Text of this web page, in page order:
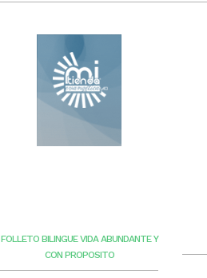
FOLLETO BILINGUE VIDA ABUNDANTE Y
CON PROPOSITO